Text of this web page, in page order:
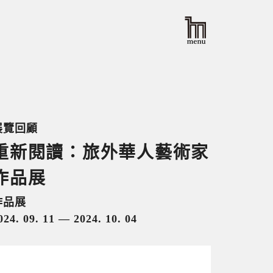
覽回顧
新閱讀：旅外華人藝術家
品展
品展
09. 11 — 2024. 10. 04